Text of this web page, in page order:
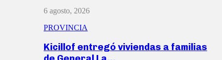
6 agosto, 2026
PROVINCIA
Kicillof entregó viviendas a familias